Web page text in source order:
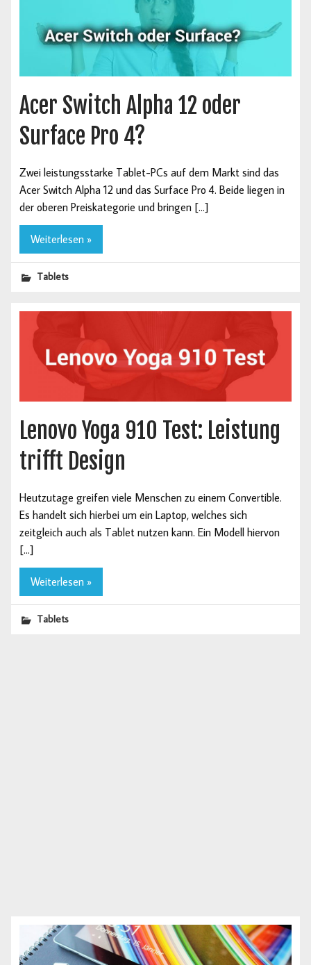
Acer Switch Alpha 12 oder
Surface Pro 4?
Zwei leistungsstarke Tablet-PCs auf dem Markt sind das
Acer Switch Alpha 12 und das Surface Pro 4. Beide liegen in
der oberen Preiskategorie und bringen […]
Weiterlesen »
Tablets
Lenovo Yoga 910 Test: Leistung
trifft Design
Heutzutage greifen viele Menschen zu einem Convertible.
Es handelt sich hierbei um ein Laptop, welches sich
zeitgleich auch als Tablet nutzen kann. Ein Modell hiervon
[…]
Weiterlesen »
Tablets